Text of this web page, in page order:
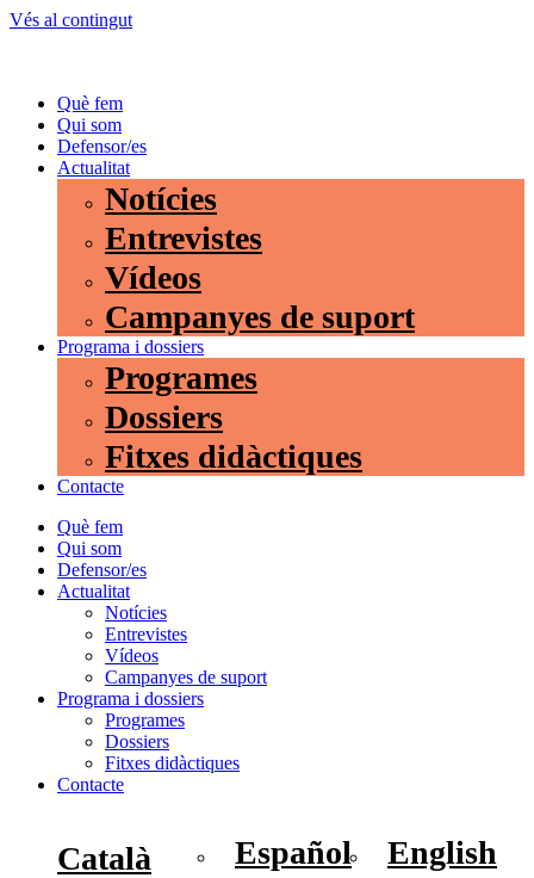
Vés al contingut
Què fem
Qui som
Defensor/es
Actualitat
Notícies
Entrevistes
Vídeos
Campanyes de suport
Programa i dossiers
Programes
Dossiers
Fitxes didàctiques
Contacte
Què fem
Qui som
Defensor/es
Actualitat
Notícies
Entrevistes
Vídeos
Campanyes de suport
Programa i dossiers
Programes
Dossiers
Fitxes didàctiques
Contacte
Català Español English